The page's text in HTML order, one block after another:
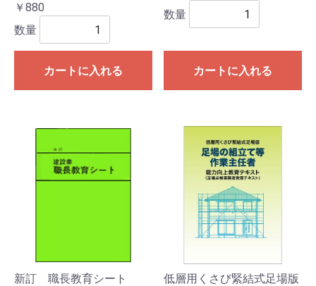
￥880
数量
カートに入れる
数量
カートに入れる
新訂 職長教育シート
低層用くさび緊結式足場版